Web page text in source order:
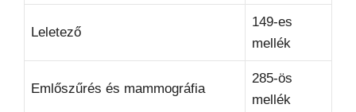
Leletező
149-es
mellék
Emlőszűrés és mammográfia
285-ös
mellék